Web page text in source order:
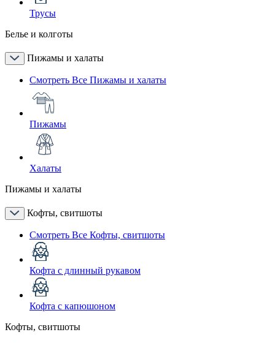
Трусы
Белье и колготы
Пижамы и халаты
Смотреть Все Пижамы и халаты
Пижамы
Халаты
Пижамы и халаты
Кофты, свитшоты
Смотреть Все Кофты, свитшоты
Кофта с длинный рукавом
Кофта с капюшоном
Кофты, свитшоты